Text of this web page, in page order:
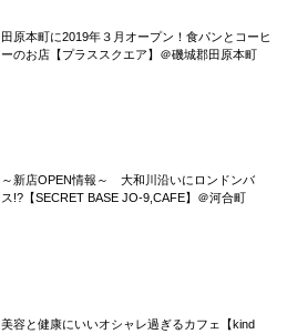
田原本町に2019年３月オープン！食パンとコーヒ
ーのお店【プラススクエア】＠磯城郡田原本町
～新店OPEN情報～ 大和川沿いにロンドンバ
ス!?【SECRET BASE JO-9,CAFE】＠河合町
美容と健康にいいオシャレ過ぎるカフェ【kind